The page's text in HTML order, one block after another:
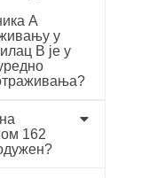
А
у
В је у
162